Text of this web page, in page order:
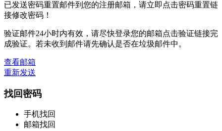
已发送密码重置邮件到您的注册邮箱，请立即点击密码重置链
接修改密码！
验证邮件24小时内有效，请尽快登录您的邮箱点击验证链接完
成验证。若未收到邮件请先确认是否在垃圾邮件中。
查看邮箱
重新发送
找回密码
手机找回
邮箱找回